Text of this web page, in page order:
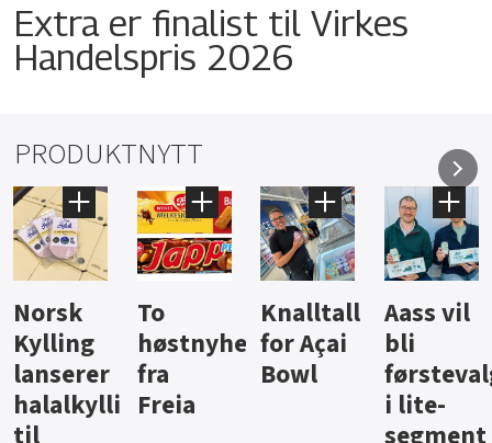
Extra er finalist til Virkes
Handelspris 2026
PRODUKTNYTT
To
høstnyheter
fra
Freia
Knalltall
for Açai
Aass vil
bli
førstevalg
segment
Brus